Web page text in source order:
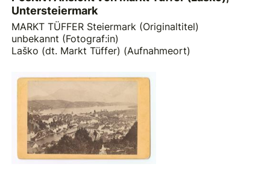
Untersteiermark
MARKT TÜFFER Steiermark (Originaltitel)
unbekannt (Fotograf:in)
Laško (dt. Markt Tüffer) (Aufnahmeort)